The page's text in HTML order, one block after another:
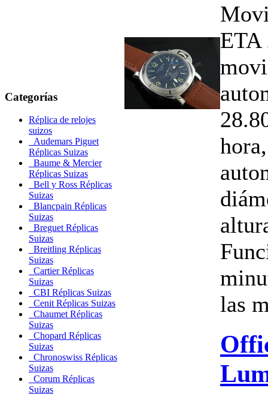
Categorías
Réplica de relojes
suizos
Audemars Piguet
Réplicas Suizas
Baume & Mercier
Réplicas Suizas
Bell y Ross Réplicas
Suizas
Blancpain Réplicas
Suizas
Breguet Réplicas
Suizas
Breitling Réplicas
Suizas
Cartier Réplicas
Suizas
CBI Réplicas Suizas
Cenit Réplicas Suizas
Chaumet Réplicas
Suizas
Chopard Réplicas
Suizas
Chronoswiss Réplicas
Suizas
Corum Réplicas
Suizas
ETA
las